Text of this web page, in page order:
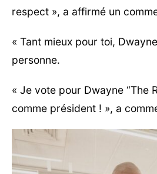
respect », a affirmé un
« Tant mieux pour toi,
personne.
« Je vote pour Dwayne “The
comme président ! », a